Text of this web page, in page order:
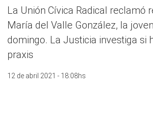
La Unión Cívica Radical reclamó
María del Valle González, la
domingo. La Justicia investiga si
praxis
12 de abril 2021 - 18:08hs